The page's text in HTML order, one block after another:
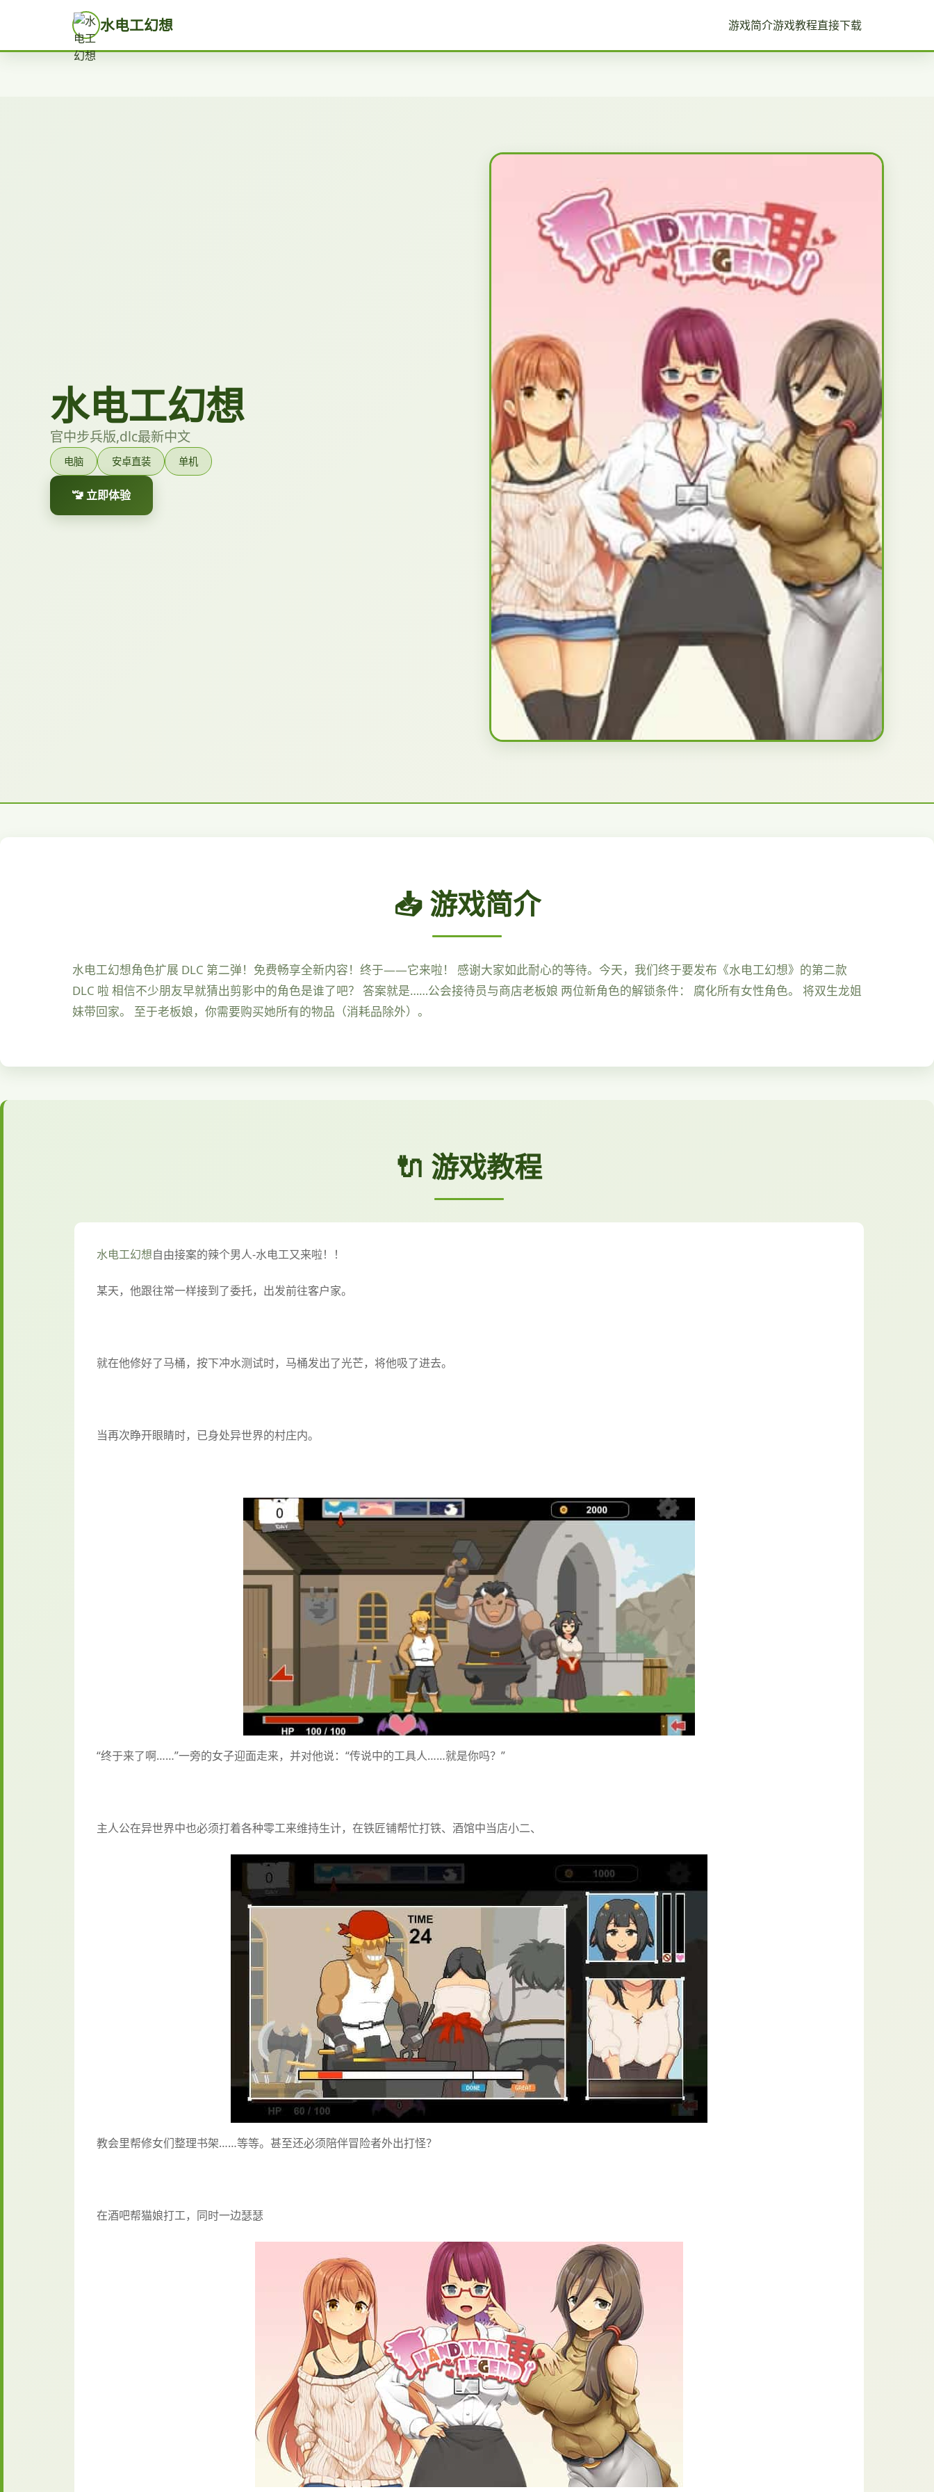
水电工幻想 游戏简介游戏教程直接下载
水电工幻想
官中步兵版,dlc最新中文
电脑 安卓直装 单机
🚾 立即体验
📥 游戏简介
水电工幻想角色扩展 DLC 第二弹！免费畅享全新内容！终于——它来啦！ 感谢大家如此耐心的等待。今天，我们终于要发布《水电工幻想》的第二款
DLC 啦 相信不少朋友早就猜出剪影中的角色是谁了吧？ 答案就是……公会接待员与商店老板娘 两位新角色的解锁条件： 腐化所有女性角色。 将双生龙姐
妹带回家。 至于老板娘，你需要购买她所有的物品（消耗品除外）。
🔌 游戏教程
水电工幻想自由接案的辣个男人-水电工又来啦！！
某天，他跟往常一样接到了委托，出发前往客户家。
就在他修好了马桶，按下冲水测试时，马桶发出了光芒，将他吸了进去。
当再次睁开眼睛时，已身处异世界的村庄内。
“终于来了啊……”一旁的女子迎面走来，并对他说：“传说中的工具人……就是你吗？”
主人公在异世界中也必须打着各种零工来维持生计，在铁匠铺帮忙打铁、酒馆中当店小二、
教会里帮修女们整理书架……等等。甚至还必须陪伴冒险者外出打怪？
在酒吧帮猫娘打工，同时一边瑟瑟